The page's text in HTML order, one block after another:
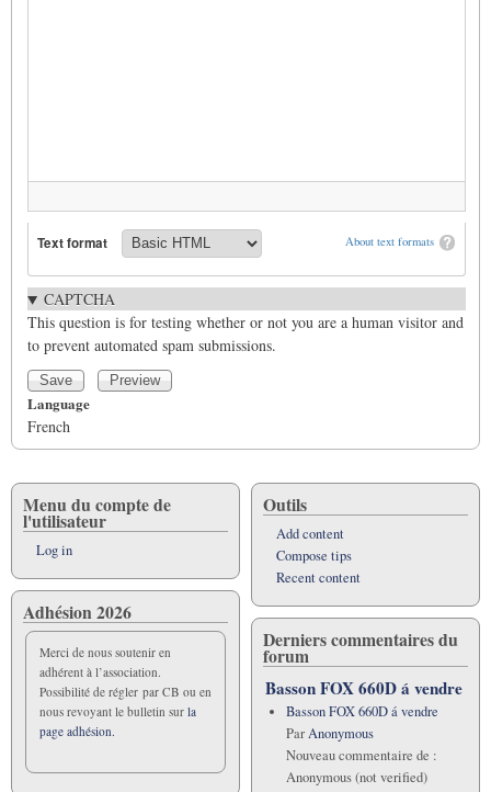
About text formats
Text format
CAPTCHA
This question is for testing whether or not you are a human visitor and
to prevent automated spam submissions.
Language
French
Menu du compte de
l'utilisateur
Log in
Adhésion 2026
Merci de nous soutenir en
adhérent à l’association.
Possibilité de régler par CB ou en
nous revoyant le bulletin sur la
page adhésion.
Outils
Add content
Compose tips
Recent content
Derniers commentaires du
forum
Basson FOX 660D á vendre
Basson FOX 660D á vendre
ParAnonymous
Nouveau commentaire de :
Anonymous (not verified)